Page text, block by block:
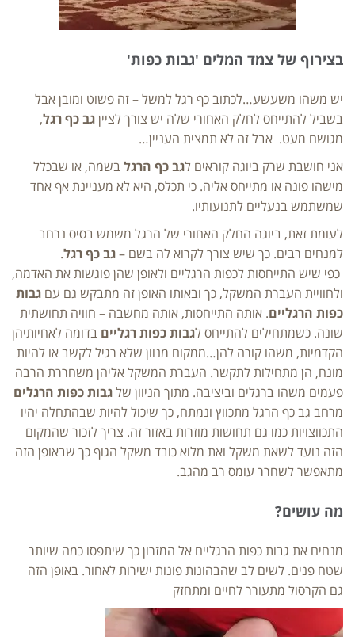
בצירוף של צמד המלים 'גבות כפות'
יש משהו משעשע…לכתוב כף רגל למשל – זה פשוט ומובן אבל
בשביל להתייחס לחלק האחורי שלה יש צורך לצייןגב כף רגל,
מגושם מעט. אבל זה לא תמצית העניין…
אני חושבת שרק ביוגה קוראים לגב כף הרגלבשמה, או שבכלל
מישהו פונה או מתייחס אליה. כי תכלס, היא לא מעניינת אף אחד
שמשתמש בנעליים לתנועותיו.
לעומת זאת, ביוגה החלק האחורי של הרגל משמש בסיס נרחב
למנחים רבים. כך שיש צורך לקרוא לה בשם –גב כף רגל.
כפי שיש התייחסות לכפות הרגליים ולאופן שהן פוגשות את האדמה,
ולחוויית העברת המשקל, כך ובאותו האופן זה מתבקש גם עם גבות
כפות הרגליים. אותה התייחסות, אותה מחשבה – חוויה תחושתית
שונה. כשמתחילים להתייחס לגבות כפות רגליים בדומה לאחיותיהן
הקדמיות, משהו קורה להן…ממקום מנוון שלא רגיל לקשב או להיות
מונח, הן מתחילות לתקשר. העברת המשקל אליהן משחררת הרבה
פעמים משהו ברגלים וביציבה. מתוך הניוון שלגבות כפות הרגלים
מרחב גב כף הרגל מתכווץ ונמתח, כך שיכול להיות שבהתחלה יהיו
התכווצויות כמו גם תחושות מוזרות באזור זה. צריך לזכור שהמקום
הזה נועד לשאת משקל ואת מלוא כובד משקל הגוף כך שבאופן הזה
מתאפשר לשחרר עומס רב מהגב.
מה עושים?
מנחים את גבות כפות הרגליים אל המזרון כך שיתפסו כמה שיותר
שטח פנים. לשים לב שהבהונות פונות ישירות לאחור. באופן הזה
גם הקרסול מתעורר לחיים ומתחזק